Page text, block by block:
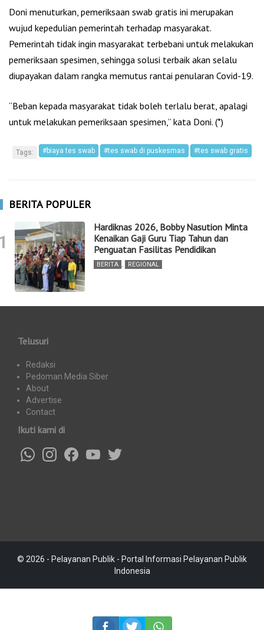
Doni menuturkan, pemeriksaan swab gratis ini merupakan
wujud kepedulian pemerintah terhadap masyarakat.
Pemerintah tidak ingin masyarakat terbebani untuk melakukan
pemeriksaan spesimen, sehingga solusi terbaik akan selalu
diupayakan dalam rangka memutus rantai penularan Covid-19.
“Beban kepada masyarakat tidak boleh terlalu berat, apalagi
untuk melakukan pemeriksaan spesimen,” kata Doni. (*)
Tags: #biaya tes swab #tes swab di puskesmas #tes swab gratis
BERITA POPULER
Hardiknas 2026, Bobby Nasution Minta
Kenaikan Gaji Guru Tiap Tahun dan
Penguatan Fasilitas Pendidikan
BERITA , REGIONAL
Telusuri
Redaksi
Pedoman Media Siber
About
Advertise
Contact
Ikuti kami di
© 2026 - Pelayanan Publik - Portal Informasi Pelayanan Publik
Indonesia